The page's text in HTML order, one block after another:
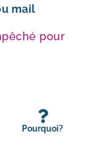
mail
pour
Pourquoi?